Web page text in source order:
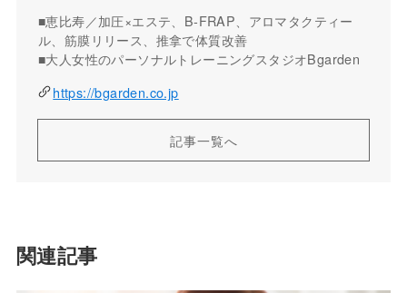
■恵比寿／加圧×エステ、B-FRAP、アロマタクティー
ル、筋膜リリース、推拿で体質改善
■大人女性のパーソナルトレーニングスタジオBgarden
https://bgarden.co.jp
記事一覧へ
関連記事